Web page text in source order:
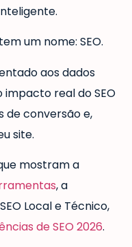
um nome: SEO.
aos dados
real do SEO
de conversão e,
site.
mostram a
, a
Local e Técnico,
de SEO 2026.